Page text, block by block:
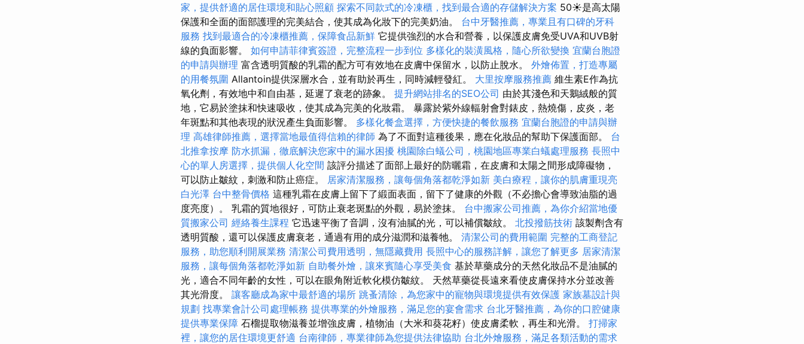
家，提供舒適的居住環境和貼心照顧 探索不同款式的冷凍櫃，找到最合適的存儲解決方案 50☀️是高太陽
保護和全面的面部護理的完美結合，使其成為化妝下的完美奶油。 台中牙醫推薦，專業且有口碑的牙科
服務 找到最適合的冷凍櫃推薦，保障食品新鮮 它提供強烈的水合和營養，以保護皮膚免受UVA和UVB射
線的負面影響。 如何申請菲律賓簽證，完整流程一步到位 多樣化的裝潢風格，隨心所欲變換 宜蘭台胞證
的申請與辦理 富含透明質酸的乳霜的配方可有效地在皮膚中保留水，以防止脫水。 外燴佈置，打造專屬
的用餐氛圍 Allantoin提供深層水合，並有助於再生，同時減輕發紅。 大里按摩服務推薦 維生素E作為抗
氧化劑，有效地中和自由基，延遲了衰老的跡象。 提升網站排名的SEO公司 由於其淺色和天鵝絨般的質
地，它易於塗抹和快速吸收，使其成為完美的化妝霜。 暴露於紫外線輻射會對錶皮，熱燒傷，皮炎，老
年斑點和其他表現的狀況產生負面影響。 多樣化餐盒選擇，方便快捷的餐飲服務 宜蘭台胞證的申請與辦
理 高雄律師推薦，選擇當地最值得信賴的律師 為了不面對這種後果，應在化妝品的幫助下保護面部。 台
北推拿按摩 防水抓漏，徹底解決您家中的漏水困擾 桃園除白蟻公司，桃園地區專業白蟻處理服務 長照中
心的單人房選擇，提供個人化空間 該評分描述了面部上最好的防曬霜，在皮膚和太陽之間形成障礙物，
可以防止皺紋，刺激和防止癌症。 居家清潔服務，讓每個角落都乾淨如新 美白療程，讓你的肌膚重現亮
白光澤 台中整骨價格 這種乳霜在皮膚上留下了緞面表面，留下了健康的外觀（不必擔心會導致油脂的過
度亮度）。 乳霜的質地很好，可防止衰老斑點的外觀，易於塗抹。 台中搬家公司推薦，為你介紹當地優
質搬家公司 經絡養生課程 它迅速平衡了音調，沒有油膩的光，可以補償皺紋。 北投撥筋技術 該製劑含有
透明質酸，還可以保護皮膚衰老，通過有用的成分滋潤和滋養牠。 清潔公司的費用範圍 完整的工商登記
服務，助您順利開展業務 清潔公司費用透明，無隱藏費用 長照中心的服務詳解，讓您了解更多 居家清潔
服務，讓每個角落都乾淨如新 自助餐外燴，讓來賓隨心享受美食 基於草藥成分的天然化妝品不是油膩的
光，適合不同年齡的女性，可以在眼角附近軟化模仿皺紋。 天然草藥從長遠來看使皮膚保持水分並改善
其光滑度。 讓客廳成為家中最舒適的場所 跳蚤清除，為您家中的寵物與環境提供有效保護 家族墓設計與
規劃 找專業會計公司處理帳務 提供專業的外燴服務，滿足您的宴會需求 台北牙醫推薦，為你的口腔健康
提供專業保障 石榴提取物滋養並增強皮膚，植物油（大米和葵花籽）使皮膚柔軟，再生和光滑。 打掃家
裡，讓您的居住環境更舒適 台南律師，專業律師為您提供法律協助 台北外燴服務，滿足各類活動的需求